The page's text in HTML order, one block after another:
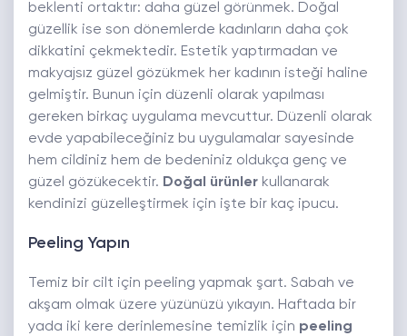
beklenti ortaktır: daha güzel görünmek. Doğal
güzellik ise son dönemlerde kadınların daha çok
dikkatini çekmektedir. Estetik yaptırmadan ve
makyajsız güzel gözükmek her kadının isteği haline
gelmiştir. Bunun için düzenli olarak yapılması
gereken birkaç uygulama mevcuttur. Düzenli olarak
evde yapabileceğiniz bu uygulamalar sayesinde
hem cildiniz hem de bedeniniz oldukça genç ve
güzel gözükecektir. Doğal ürünler kullanarak
kendinizi güzelleştirmek için işte bir kaç ipucu.
Peeling Yapın
Temiz bir cilt için peeling yapmak şart. Sabah ve
akşam olmak üzere yüzünüzü yıkayın. Haftada bir
yada iki kere derinlemesine temizlik için peeling